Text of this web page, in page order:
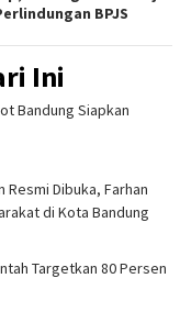
BPJS
Ini
Bandung Siapkan
Resmi Dibuka, Farhan
di Kota Bandung
Targetkan 80 Persen